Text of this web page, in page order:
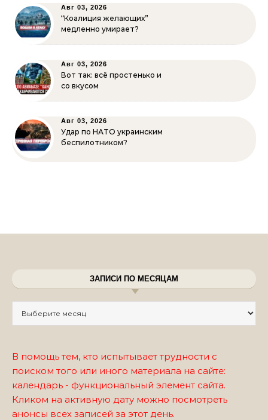
Авг 03, 2026
“Коалиция желающих”
медленно умирает?
Авг 03, 2026
Вот так: всё простенько и
со вкусом
Авг 03, 2026
Удар по НАТО украинским
беспилотником?
ЗАПИСИ ПО МЕСЯЦАМ
В помощь тем, кто испытывает трудности с
поиском того или иного материала на сайте:
календарь - функциональный элемент сайта.
Кликом на активную дату можно посмотреть
анонсы всех записей за этот день.